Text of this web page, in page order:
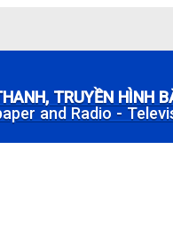
TRUYỀN HÌNH
and Radio -